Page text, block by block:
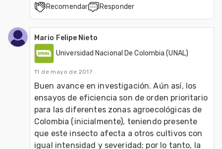
Recomendar Responder
Mario Felipe Nieto
Universidad Nacional De Colombia (UNAL)
11 de mayo de 2017
Buen avance en investigación. Aún así, los
ensayos de eficiencia son de orden prioritario
para las diferentes zonas agroecológicas de
Colombia (inicialmente), teniendo presente
que este insecto afecta a otros cultivos con
igual intensidad y severidad; por lo tanto, la